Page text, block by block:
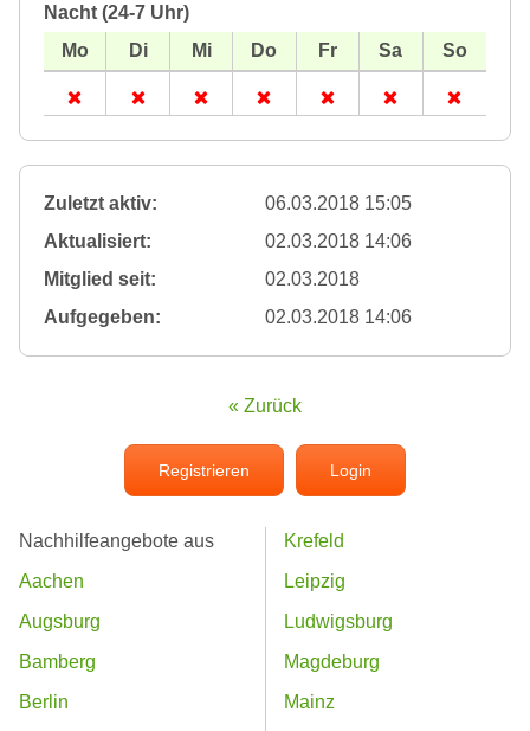
Nacht (24-7 Uhr)
Zuletzt aktiv:
06.03.2018 15:05
Aktualisiert:
02.03.2018 14:06
Mitglied seit:
02.03.2018
Aufgegeben:
02.03.2018 14:06
« Zurück
Registrieren Login
Nachhilfeangebote aus
Aachen
Augsburg
Bamberg
Berlin
Krefeld
Leipzig
Ludwigsburg
Magdeburg
Mainz